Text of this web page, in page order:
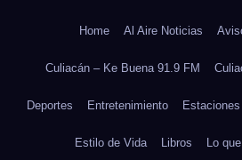
Home Al Aire Noticias
Culiacán – Ke Buena 91.9 FM
Deportes Entretenimiento
Estilo de Vida Libros Lo